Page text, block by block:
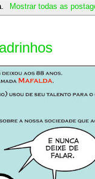
Mostrar todas as